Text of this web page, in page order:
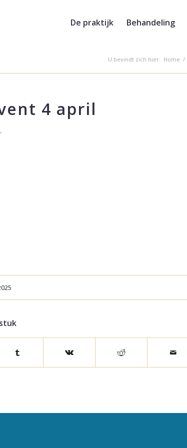
De praktijk Behandeling
U bevindt zich hier: Home /
4 april